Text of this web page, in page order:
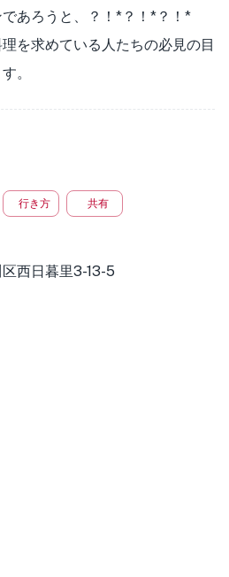
あろうと、？！*？！*？！*
を求めている人たちの必見の目
。
行き方 共有
西日暮里3-13-5